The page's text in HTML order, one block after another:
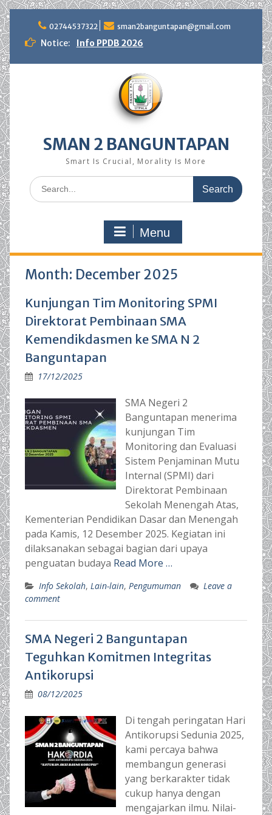
content
02744537322 sman2banguntapan@gmail.com
Notice: Info PPDB 2026
SMAN 2 BANGUNTAPAN
Smart Is Crucial, Morality Is More
Search
for:
Menu
Month: December 2025
Kunjungan Tim Monitoring SPMI
Direktorat Pembinaan SMA
Kemendikdasmen ke SMA N 2
Banguntapan
17/12/2025
SMA Negeri 2
Banguntapan menerima
kunjungan Tim
Monitoring dan Evaluasi
Sistem Penjaminan Mutu
Internal (SPMI) dari
Direktorat Pembinaan
Sekolah Menengah Atas,
Kementerian Pendidikan Dasar dan Menengah
pada Kamis, 12 Desember 2025. Kegiatan ini
dilaksanakan sebagai bagian dari upaya
penguatan budaya Read More …
Info Sekolah, Lain-lain, Pengumuman
Leave a
comment
SMA Negeri 2 Banguntapan
Teguhkan Komitmen Integritas
Antikorupsi
08/12/2025
Di tengah peringatan Hari
Antikorupsi Sedunia 2025,
kami percaya bahwa
membangun generasi
yang berkarakter tidak
cukup hanya dengan
mengajarkan ilmu. Nilai-